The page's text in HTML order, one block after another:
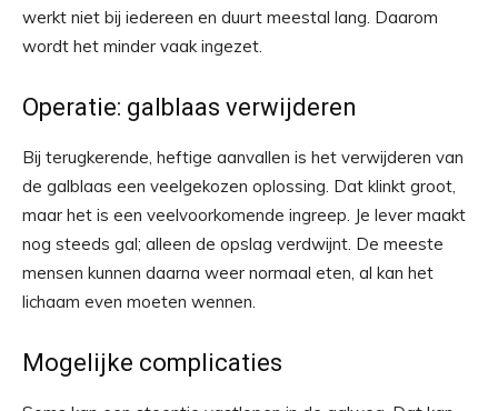
werkt niet bij iedereen en duurt meestal lang. Daarom
wordt het minder vaak ingezet.
Operatie: galblaas verwijderen
Bij terugkerende, heftige aanvallen is het verwijderen van
de galblaas een veelgekozen oplossing. Dat klinkt groot,
maar het is een veelvoorkomende ingreep. Je lever maakt
nog steeds gal; alleen de opslag verdwijnt. De meeste
mensen kunnen daarna weer normaal eten, al kan het
lichaam even moeten wennen.
Mogelijke complicaties